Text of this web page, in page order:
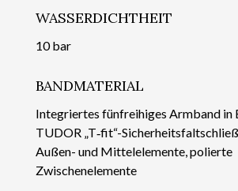
WASSERDICHTHEIT
10 bar
BANDMATERIAL
Integriertes fünfreihiges Armband in
TUDOR „T‑fit“-
Außen- und Mittelelemente, polierte
Zwischenelemente